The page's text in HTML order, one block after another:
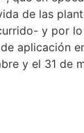
de las
y por
aplicación
y el 31 de